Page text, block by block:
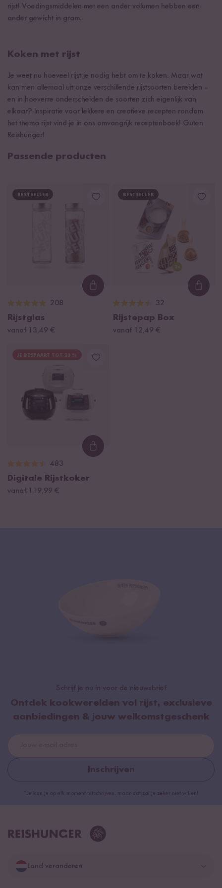
rijst! Voedingsmiddelen met een ander volumen hebben een
ander gewicht in gram.
Koken met rijst
Je weet nu hoeveel rijst je nodig hebt om te koken. Maar wat
kan men allemaal uit onze verschillende rijstsoorten bereiden –
en in hoeverre onderscheiden de soorten zich eigenlijk van
elkaar? Inspiratie voor lekkere en creatieve recepten rondom
het thema rijst vind je in ons omvangrijk receptenboek! Guten
Reishunger!
Passende producten
BESTSELLER
Loading...
208
Rijstglas
vanaf 13,49 €
BESTSELLER
32
Rijstepap Box
vanaf 12,49 €
JE BESPAART TOT 23 %
Loading...
483
Digitale Rijstkoker
vanaf 119,99 €
Schrijf je nu in voor de nieuwsbrief
Ontdek kookwerelden vol rijst, exclusieve
aanbiedingen & jouw welkomstgeschenk
Inschrijven
*Je kan je op elk moment uitschrijven, maar dat zal je zeker niet willen!
Land veranderen